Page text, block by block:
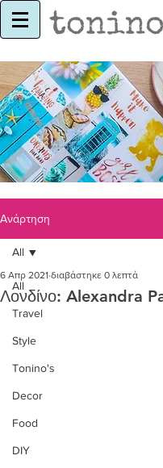
Ανάρτηση
All
Travel
Style
Tonino's
Decor
Food
DIY
All
Λονδίνο: Alexandra
6 Απρ 2021 διαβάστηκε 0 λεπτά